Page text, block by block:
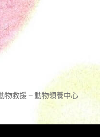
物救援 – 動物領養中心